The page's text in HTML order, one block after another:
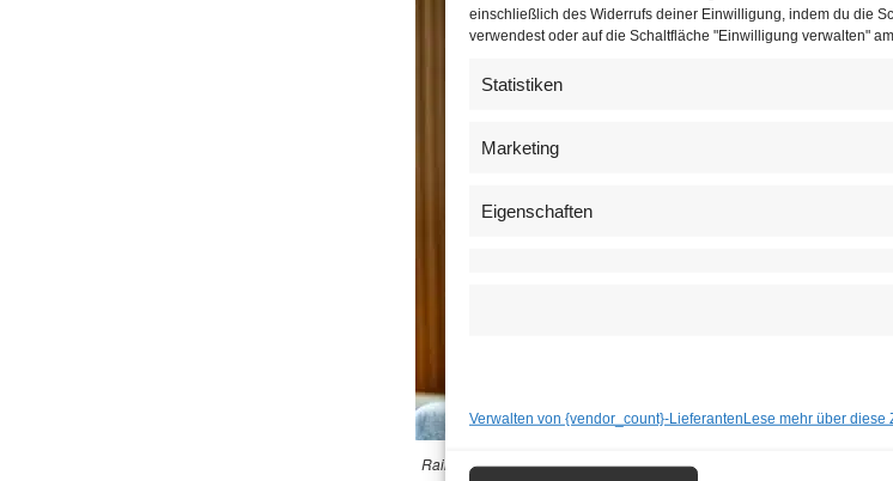
einschließlich des Widerrufs deiner Einwilligung, indem du die
verwendest oder auf die Schaltfläche "Einwilligung verwalten"
Statistiken
Marketing
Eigenschaften
Verwalten von {vendor_count}-LieferantenLese mehr über diese
Rainer Beaujean ist Vorstandssprecher & CFO der ProSiebenSat.1